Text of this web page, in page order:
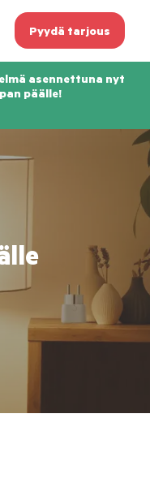
Pyydä tarjous
asennettuna nyt
päälle!